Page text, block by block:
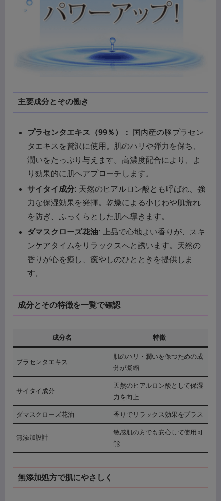
主要成分とその働き
プラセンタエキス（99％）：
国内産の豚プラセン
タエキスを贅沢に使用。肌のハリや弾力を保ち、
潤いをたっぷり与えます。高濃度配合により、よ
り効果的に肌へアプローチします。
サイタイ成分: 天然のヒアルロン酸とも呼ばれ、強
力な保湿効果を発揮。乾燥による小じわや肌荒れ
を防ぎ、ふっくらとした肌へ導きます。
ダマスクローズ花油: 上品で心地よい香りが、スキ
ンケアタイムをリラックスへと誘います。天然の
香りが心を癒し、癒やしのひとときを提供しま
す。
成分とその特徴を一覧で確認
成分名 特徴
プラセンタエキス
肌のハリ・潤いを保つための成
分が凝縮
サイタイ成分
天然のヒアルロン酸として保湿
力を向上
ダマスクローズ花油 香りでリラックス効果をプラス
無添加設計
敏感肌の方でも安心して使用可
能
無添加処方で肌にやさしく